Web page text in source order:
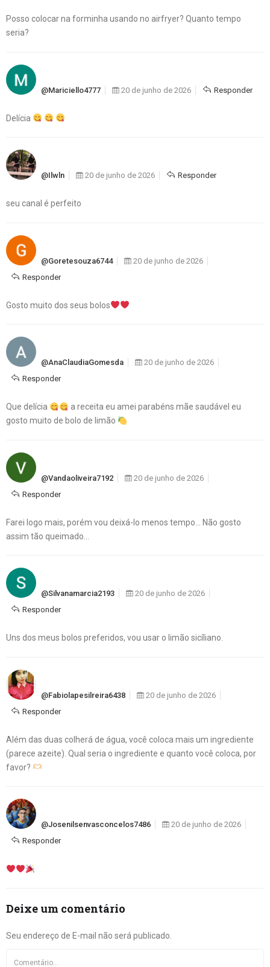
Posso colocar na forminha usando no airfryer? Quanto tempo
seria?
@mariciello4777 20 de junho de 2026 Responder
Delícia
@ilwln 20 de junho de 2026 Responder
seu canal é perfeito
@goretesouza6744
20 de junho de 2026
Responder
Gosto muito dos seus bolos
@AnaClaudiaGomesda
20 de junho de 2026
Responder
Que delícia
a receita eu amei parabéns mãe saudável eu
gosto muito de bolo de limão
@vandaoliveira7192
20 de junho de 2026
Responder
Farei logo mais, porém vou deixá-lo menos tempo… Não gosto
assim tão queimado…
@silvanamarcia2193
20 de junho de 2026
Responder
Uns dos meus bolos preferidos, vou usar o limão sicíliano.
@fabiolapesilreira6438
20 de junho de 2026
Responder
Além das duas colherá de água, você coloca mais um ingrediente
(parece azeite). Qual seria o ingrediente e quanto você coloca, por
favor?
@josenilsenvasconcelos7486
20 de junho de 2026
Responder
Deixe um comentário
Seu endereço de E-mail não será publicado.